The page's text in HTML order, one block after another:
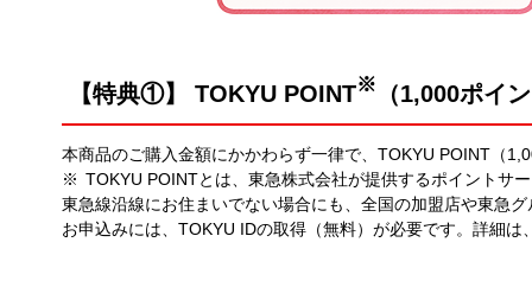
【特典①】 TOKYU POINT※ （1,000ポイ
本商品のご購入金額にかかわらず一律で、TOKYU POINT（
TOKYU POINTとは、東急株式会社が提供するポイントサ
東急線沿線にお住まいでない場合にも、全国の加盟店や東急
お申込みには、TOKYU IDの取得（無料）が必要です。詳細は